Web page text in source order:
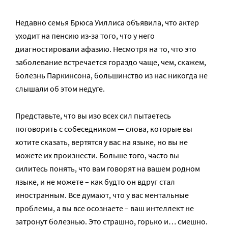
Недавно семья Брюса Уиллиса объявила, что актер
уходит на пенсию из-за того, что у него
диагностировали афазию. Несмотря на то, что это
заболевание встречается гораздо чаще, чем, скажем,
болезнь Паркинсона, большинство из нас никогда не
слышали об этом недуге.
Представьте, что вы изо всех сил пытаетесь
поговорить с собеседником — слова, которые вы
хотите сказать, вертятся у вас на языке, но вы не
можете их произнести. Больше того, часто вы
силитесь понять, что вам говорят на вашем родном
языке, и не можете – как будто он вдруг стал
иностранным. Все думают, что у вас ментальные
проблемы, а вы все осознаете – ваш интеллект не
затронут болезнью. Это страшно, горько и… смешно.